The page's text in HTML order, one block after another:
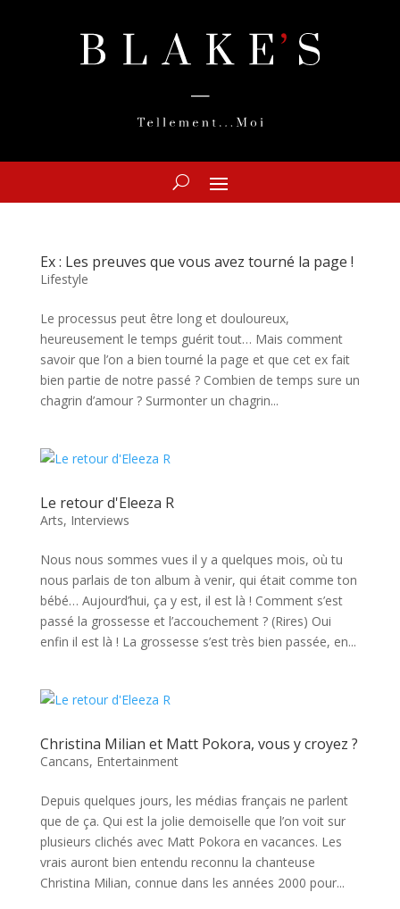
Ex : Les preuves que vous avez tourné la page !
Lifestyle
Le processus peut être long et douloureux,
heureusement le temps guérit tout… Mais comment
savoir que l’on a bien tourné la page et que cet ex fait
bien partie de notre passé ? Combien de temps sure un
chagrin d’amour ? Surmonter un chagrin...
Le retour d'Eleeza R
Arts, Interviews
Nous nous sommes vues il y a quelques mois, où tu
nous parlais de ton album à venir, qui était comme ton
bébé… Aujourd’hui, ça y est, il est là ! Comment s’est
passé la grossesse et l’accouchement ? (Rires) Oui
enfin il est là ! La grossesse s’est très bien passée, en...
Christina Milian et Matt Pokora, vous y croyez ?
Cancans, Entertainment
Depuis quelques jours, les médias français ne parlent
que de ça. Qui est la jolie demoiselle que l’on voit sur
plusieurs clichés avec Matt Pokora en vacances. Les
vrais auront bien entendu reconnu la chanteuse
Christina Milian, connue dans les années 2000 pour...